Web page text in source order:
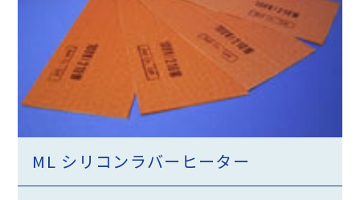
ML シリコンラバーヒーター